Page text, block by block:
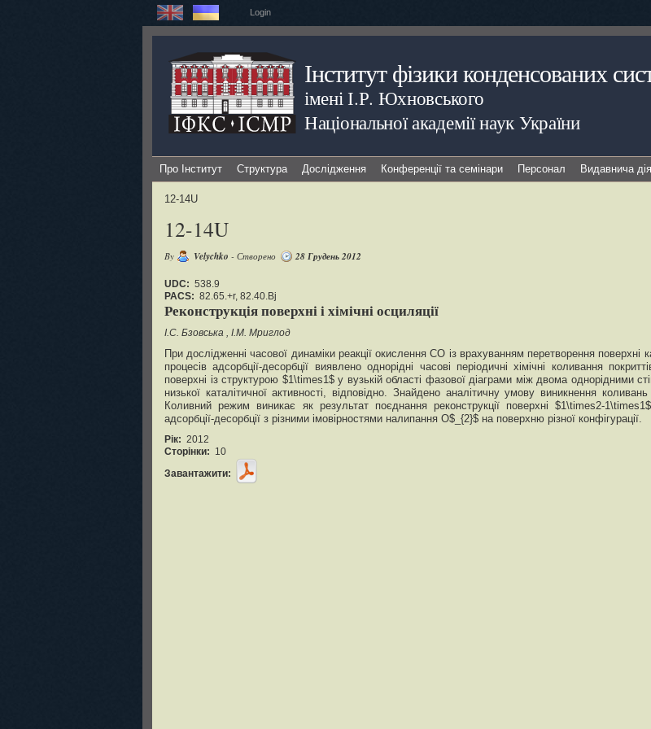
Login
Інститут фізики конденсованих
імені І.Р. Юхновського
Національної академії наук України
Про Інститут Структура Дослідження Конференції та семінари Персонал Видавнича
12-14U
12-14U
By Velychko - Створено 28 Грудень 2012
UDC: 538.9
PACS: 82.65.+r, 82.40.Bj
Реконструкція поверхні і хімічні осциляції
I.С. Бзовська I.M. Мриглод
При дослідженні часової динаміки реакції окислення СО із врахуванням перетворення поверхні
процесів адсорбції-десорбції виявлено однорідні часові періодичні хімічні коливання
поверхні із структурою $1\times1$ у вузькій області фазової діаграми між двома однорідними
низької каталітичної активності, відповідно. Знайдено аналітичну умову виникнення
Коливний режим виникає як результат поєднання реконструкції поверхні $1\times2-
адсорбції-десорбції з різними імовірностями налипання O$_{2}$ на поверхню різної конфігурації.
Рік: 2012
Сторінки: 10
Завантажити: